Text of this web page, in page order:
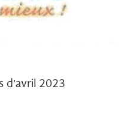
d'avril 2023